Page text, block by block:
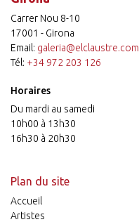
Carrer Nou 8-10
17001 - Girona
Email: galeria@elclaustre.com
Tél: +34 972 203 126
Horaires
Du mardi au samedi
10h00 à 13h30
16h30 à 20h30
Plan du site
Accueil
Artistes